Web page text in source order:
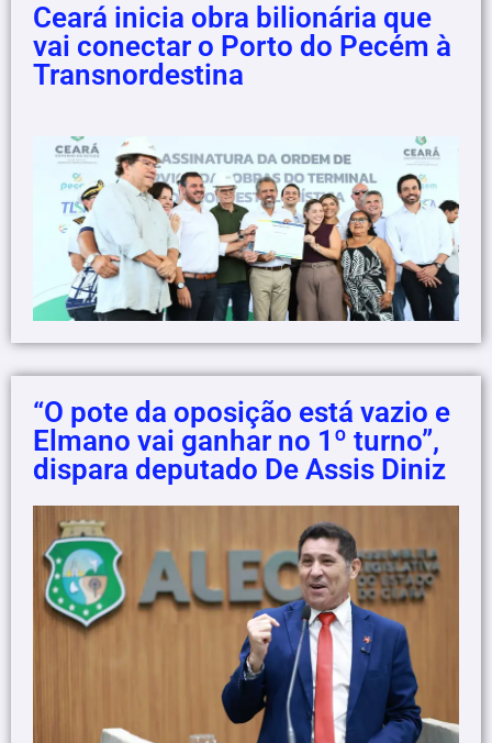
Ceará inicia obra bilionária que
vai conectar o Porto do Pecém à
Transnordestina
“O pote da oposição está vazio e
Elmano vai ganhar no 1º turno”,
dispara deputado De Assis Diniz